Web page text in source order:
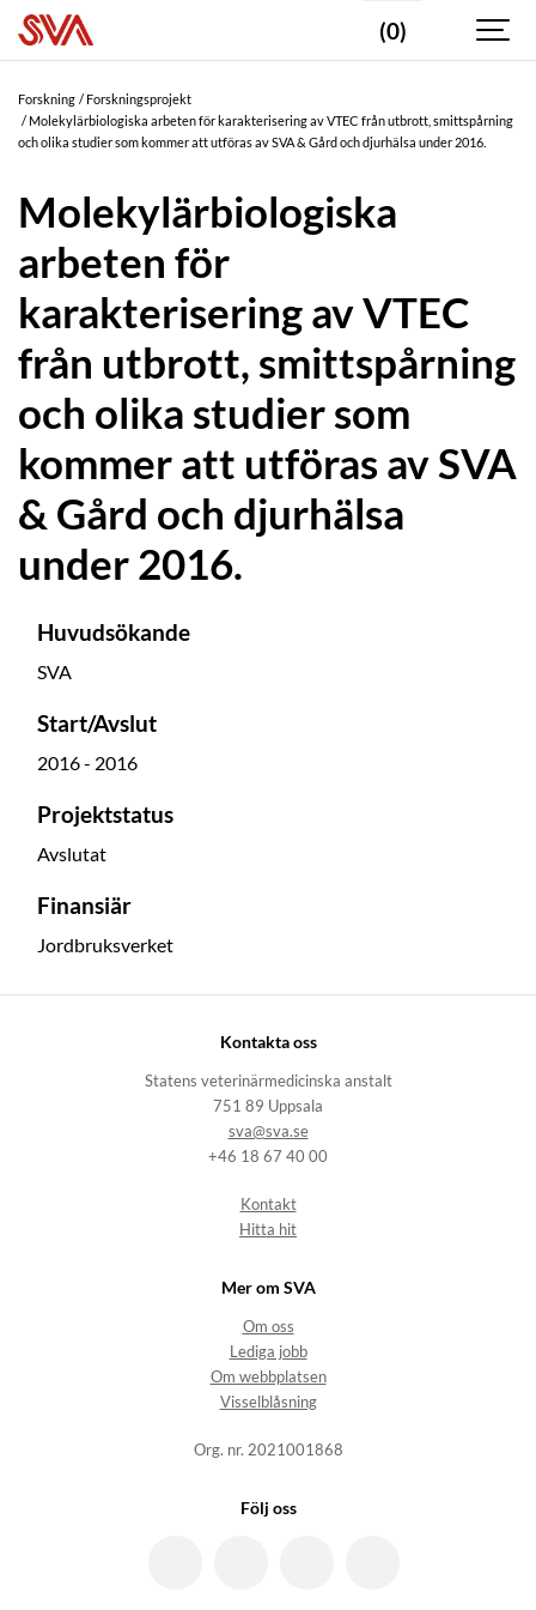
(0)
Forskning
Forskningsprojekt
Molekylärbiologiska arbeten för karakterisering av VTEC från utbrott, smittspårning
och olika studier som kommer att utföras av SVA & Gård och djurhälsa under 2016.
Molekylärbiologiska
arbeten för
karakterisering av VTEC
från utbrott, smittspårning
och olika studier som
kommer att utföras av SVA
& Gård och djurhälsa
under 2016.
Huvudsökande
SVA
Start/Avslut
2016 - 2016
Projektstatus
Avslutat
Finansiär
Jordbruksverket
Kontakta oss
Statens veterinärmedicinska anstalt
751 89 Uppsala
sva@sva.se
+46 18 67 40 00
Kontakt
Hitta hit
Mer om SVA
Om oss
Lediga jobb
Om webbplatsen
Visselblåsning
Org. nr. 2021001868
Följ oss